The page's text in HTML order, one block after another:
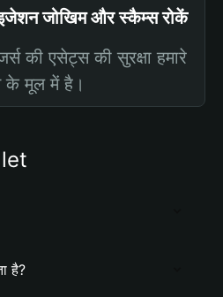
जोखिम और स्कैम्स रोकें
की एसेट्स की सुरक्षा हमारे
के मूल में है।
है?